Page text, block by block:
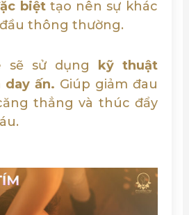
biệttạo nên sự khác
đầu thông thường.
sẽ sử dụng
kỹ thuật
day ấn. Giúp giảm đau
thẳng và thúc đẩy